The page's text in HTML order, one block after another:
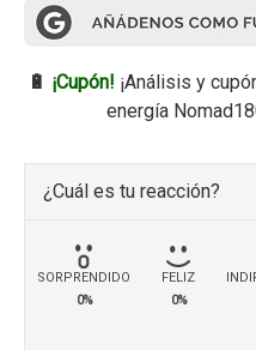
🔋 ¡Cupón! ¡Análisis y
energía
¿Cuál es tu reacción?
SORPRENDIDO
0%
FELIZ
0%